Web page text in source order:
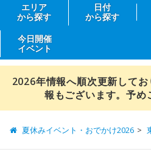
エリア
から探す
日付
から探す
今日開催
イベント
2026年情報へ順次更新して
報もございます。予め
夏休みイベント・おでかけ2026